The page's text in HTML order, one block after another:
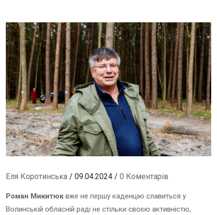
Еля Коротинська / 09.04.2024 / 0 Коментарів
Роман Микитюквже не першу каденцію славиться у
Волинській обласній раді не стільки своєю активністю,